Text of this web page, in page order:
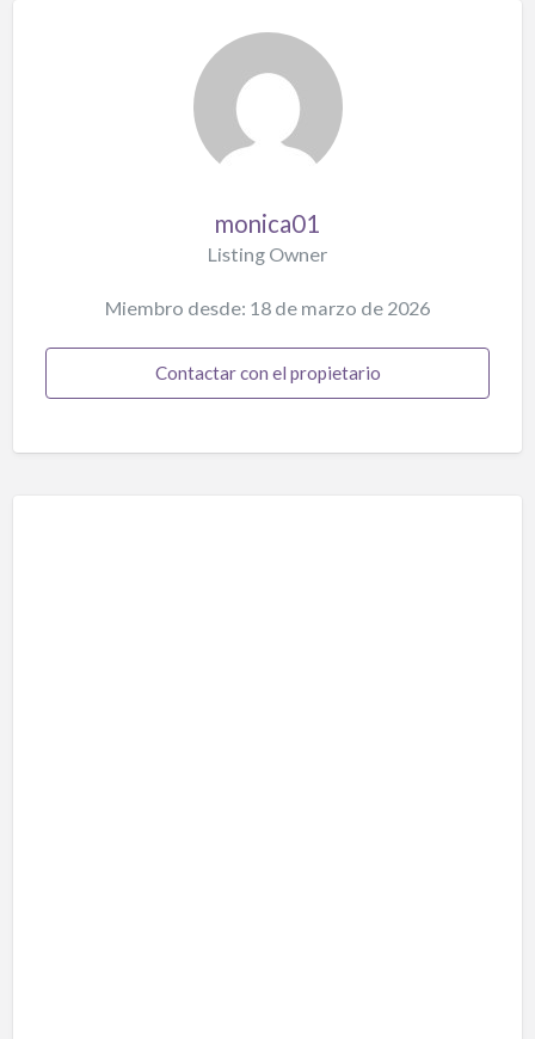
monica01
Listing Owner
Miembro desde: 18 de marzo de 2026
Contactar con el propietario